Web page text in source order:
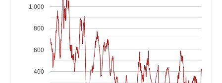
400
600
800
1,000